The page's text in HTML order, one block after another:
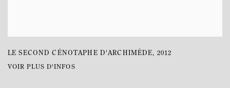
LE SECOND CÉNOTAPHE D'ARCHIMÈDE, 2012
VOIR PLUS D'INFOS